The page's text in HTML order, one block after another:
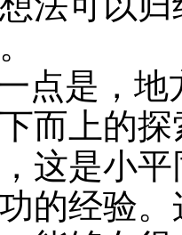
点是，
而上的
这是小
的经验